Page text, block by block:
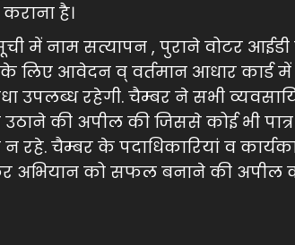
है।
में नाम सत्यापन , पुराने वोटर आईडी
के लिए आवेदन व् वर्तमान आधार कार्ड
उपलब्ध रहेगी. चैम्बर ने सभी
उठाने की अपील की जिससे कोई भी
रहे. चैम्बर के पदाधिकारियां व
अभियान को सफल बनाने की अपील